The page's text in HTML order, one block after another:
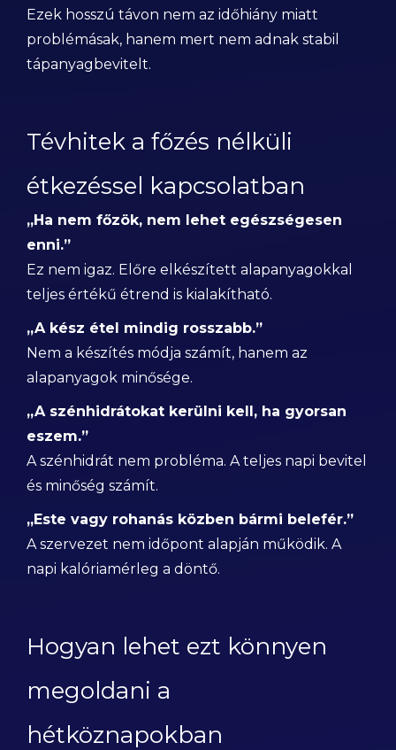
Ezek hosszú távon nem az időhiány miatt
problémásak, hanem mert nem adnak stabil
tápanyagbevitelt.
Tévhitek a főzés nélküli
étkezéssel kapcsolatban
„Ha nem főzök, nem lehet egészségesen
enni.”
Ez nem igaz. Előre elkészített alapanyagokkal
teljes értékű étrend is kialakítható.
„A kész étel mindig rosszabb.”
Nem a készítés módja számít, hanem az
alapanyagok minősége.
„A szénhidrátokat kerülni kell, ha gyorsan
eszem.”
A szénhidrát nem probléma. A teljes napi bevitel
és minőség számít.
„Este vagy rohanás közben bármi belefér.”
A szervezet nem időpont alapján működik. A
napi kalóriamérleg a döntő.
Hogyan lehet ezt könnyen
megoldani a
hétköznapokban